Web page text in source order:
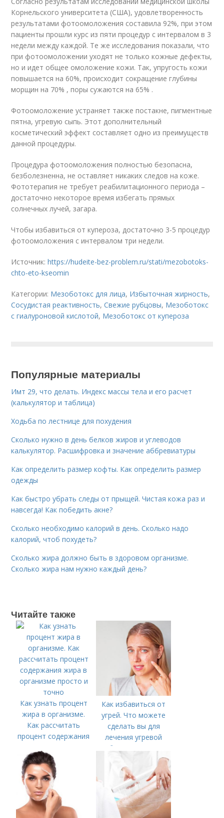
Корнельского университета (США), удовлетворенность
результатами фотоомоложения составила 92%, при этом
пациенты прошли курс из пяти процедур с интервалом в 3
недели между каждой. Те же исследования показали, что
при фотоомоложении уходят не только кожные дефекты,
но и идет общее омоложение кожи. Так, упругость кожи
повышается на 60%, происходит сокращение глубины
морщин на 70% , поры сужаются на 65% .
Фотоомоложение устраняет также постакне, пигментные
пятна, угревую сыпь. Этот дополнительный
косметический эффект составляет одно из преимуществ
данной процедуры.
Процедура фотоомоложения полностью безопасна,
безболезненна, не оставляет никаких следов на коже.
Фототерапия не требует реабилитационного периода –
достаточно некоторое время избегать прямых
солнечных лучей, загара.
Чтобы избавиться от купероза, достаточно 3-5 процедур
фотоомоложения с интервалом три недели.
Источник:https://hudeite-bez-problem.ru/stati/mezobotoks-
chto-eto-kseomin
Категории: Мезоботокс для лица, Избыточная жирность,
Сосудистая реактивность,Свежие рубцовы, Мезоботокс
с гиалуроновой кислотой, Мезоботокс от купероза
Популярные материалы
Имт 29, что делать. Индекс массы тела и его расчет
(калькулятор и таблица)
Ходьба по лестнице для похудения
Сколько нужно в день белков жиров и углеводов
калькулятор. Расшифровка и значение аббревиатуры
Как определить размер кофты. Как определить размер
одежды
Как быстро убрать следы от прыщей. Чистая кожа раз и
навсегда! Как победить акне?
Сколько необходимо калорий в день. Сколько надо
калорий, чтоб похудеть?
Сколько жира должно быть в здоровом организме.
Сколько жира нам нужно каждый день?
Читайте также
Как узнать процент
жира в организме.
Как рассчитать
процент содержания
просто и точно
Как избавиться от
угрей. Что можете
сделать вы для
лечения угревой
болезни (акне)